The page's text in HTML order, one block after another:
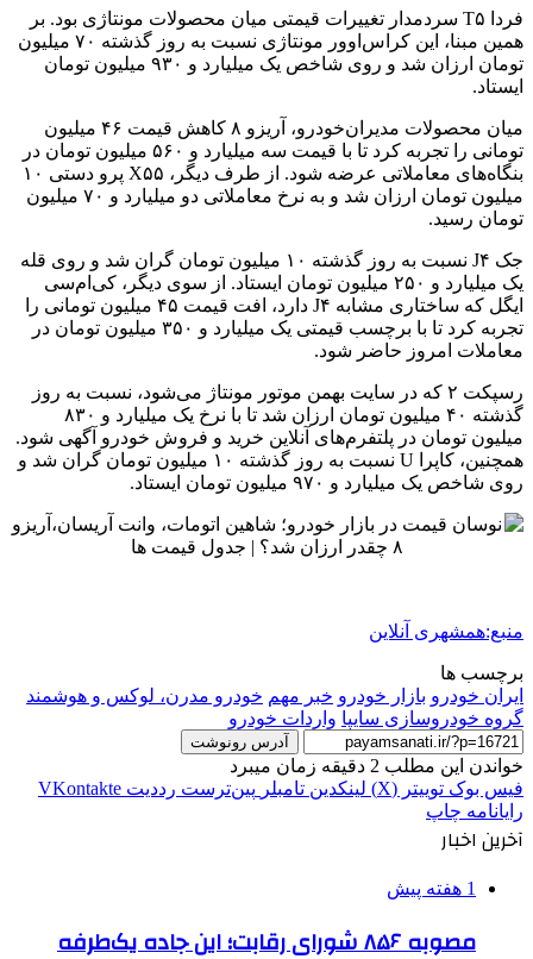
فردا T۵ سردمدار تغییرات قیمتی میان محصولات مونتاژی بود. بر
همین مبنا، این کراس‌اوور مونتاژی نسبت به روز گذشته ۷۰ میلیون
تومان ارزان شد و روی شاخص یک میلیارد و ۹۳۰ میلیون تومان
ایستاد.
میان محصولات مدیران‌خودرو، آریزو ۸ کاهش قیمت ۴۶ میلیون
تومانی را تجربه کرد تا با قیمت سه میلیارد و ۵۶۰ میلیون تومان در
بنگاه‌های معاملاتی عرضه شود. از طرف دیگر، X۵۵ پرو دستی ۱۰
میلیون تومان ارزان شد و به نرخ معاملاتی دو میلیارد و ۷۰ میلیون
تومان رسید.
جک J۴ نسبت به روز گذشته ۱۰ میلیون تومان گران شد و روی قله
یک میلیارد و ۲۵۰ میلیون تومان ایستاد. از سوی دیگر، کی‌ام‌سی
ایگل که ساختاری مشابه J۴ دارد، افت قیمت ۴۵ میلیون تومانی را
تجربه کرد تا با برچسب قیمتی یک میلیارد و ۳۵۰ میلیون تومان در
معاملات امروز حاضر شود.
رسپکت ۲ که در سایت بهمن موتور مونتاژ می‌شود، نسبت به روز
گذشته ۴۰ میلیون تومان ارزان شد تا با نرخ یک میلیارد و ۸۳۰
میلیون تومان در پلتفرم‌های آنلاین خرید و فروش خودرو آگهی شود.
همچنین، کاپرا U نسبت به روز گذشته ۱۰ میلیون تومان گران شد و
روی شاخص یک میلیارد و ۹۷۰ میلیون تومان ایستاد.
منبع:همشهری آنلاین
برچسب ها
ايران خودرو بازار خودرو خبر مهم خودرو مدرن، لوکس و هوشمند
گروه خودروسازی سایپا واردات خودرو
آدرس رونوشت
خواندن این مطلب 2 دقیقه زمان میبرد
فیس بوک توییتر (X) لینکدین ‫تامبلر ‫پین‌ترست ‫رددیت ‫VKontakte
رایانامه چاپ
آخرین اخبار
1 هفته پیش
مصوبه ۸۵۶ شورای رقابت؛ این جاده یک‌طرفه